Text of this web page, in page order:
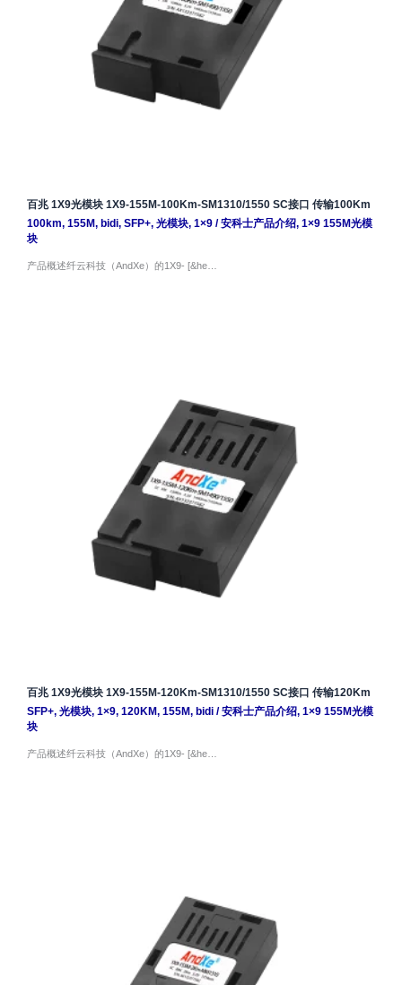
百兆 1X9光模块 1X9-155M-100Km-SM1310/1550 SC接口 传输100Km
100km, 155M, bidi, SFP+, 光模块, 1×9/安科士产品介绍, 1×9 155M光模
块
产品概述纤云科技（AndXe）的1X9- [&he…
百兆 1X9光模块 1X9-155M-120Km-SM1310/1550 SC接口 传输120Km
SFP+, 光模块, 1×9, 120KM, 155M, bidi/安科士产品介绍, 1×9 155M光模
块
产品概述纤云科技（AndXe）的1X9- [&he…